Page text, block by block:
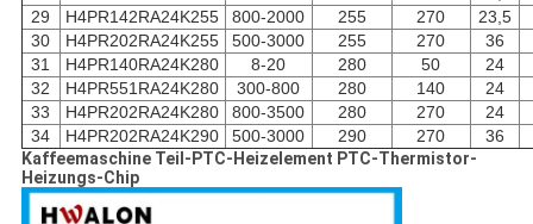
29
H4PR142RA24K255 800-2000 255 270 23,5
30
H4PR202RA24K255 500-3000 255 270
36
31
H4PR140RA24K280 8-20 280 50 24
32
H4PR551RA24K280 300-800 280 140 24
33
H4PR202RA24K280 800-3500 280 270 24
34
H4PR202RA24K290 500-3000 290 270
36
Kaffeemaschine Teil-PTC-Heizelement PTC-Thermistor-
Heizungs-Chip